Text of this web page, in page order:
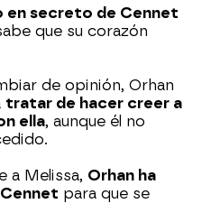
en secreto de Cennet
que su corazón
de opinión, Orhan
tratar de hacer creer a
ella, aunque él no
a Melissa, Orhan ha
para que se